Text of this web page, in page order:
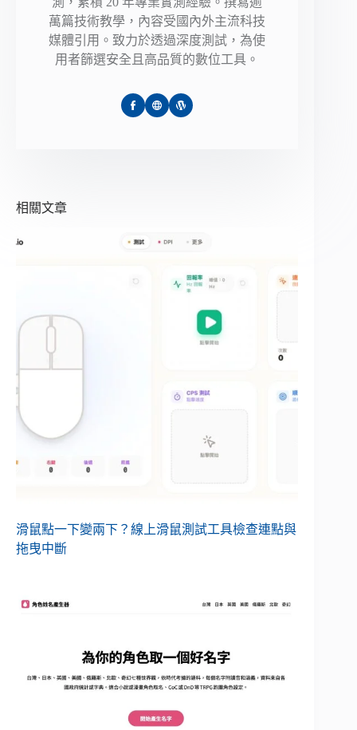
萬篇技術教學，內容受國內外主流科技
媒體引用。致力於透過深度測試，為使
用者篩選安全且高品質的數位工具。
相關文章
滑鼠點一下變兩下？線上滑鼠測試工具檢查連點與
拖曳中斷